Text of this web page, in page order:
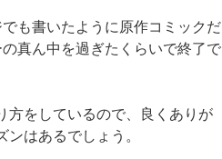
も書いたように原作コミックだ
真ん中を過ぎたくらいで終了で
方をしているので、良くありが
はあるでしょう。